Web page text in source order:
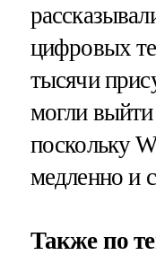
цифровых
тысячи
могли
поскольку
медленно и
Также по